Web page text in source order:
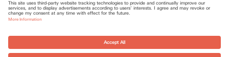
Datenschutz
Impressum
Cookie